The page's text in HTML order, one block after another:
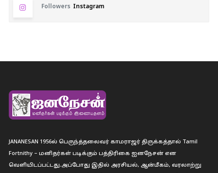
Followers Instagram
JANANESAN 1956ல் பெருந்த்தலைவர் காமராஜர் திருக்கத்தால் Tamil
Fortnithy – மனிதர்கள் படிக்கும் பத்திரிகை ஐனநேசன் என
வெளியிடப்பட்டது.அப்போது இதில் அரசியல், ஆன்மீகம், வரலாற்று